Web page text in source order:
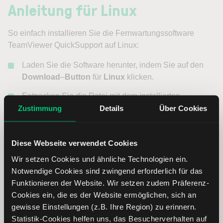
Zustimmung Details Über Cookies
Diese Webseite verwendet Cookies
Wir setzen Cookies und ähnliche Technologien ein.
Notwendige Cookies sind zwingend erforderlich für das
Funktionieren der Website. Wir setzen zudem Präferenz-
Cookies ein, die es der Website ermöglichen, sich an
gewisse Einstellungen (z.B. Ihre Region) zu erinnern.
Statistik-Cookies helfen uns, das Besucherverhalten auf
Anleitung für Linux
So einfach installieren Sie die Fernwartungssoftware
TeamViewer QuickSupport auf Linux:
Laden Sie die Software herunter, indem Sie auf den
Download –Button für Linux klicken.
Entpacken Sie die Datei mit dem installierten
Extraktionprogramm (unter Ubuntu: Paketmanager
oder GZip)
In dem Ordner teamviewerqs finden Sie die Datei
Installation über die Kommandozeile Konsole
Öffnen Sie das Terminal (auch Shell oder Konsole
genannt) und navigieren Sie zu dem Ordner, wo Sie